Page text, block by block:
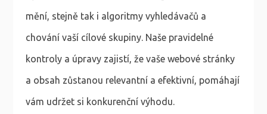
mění, stejně tak i algoritmy vyhledávačů a
chování vaší cílové skupiny. Naše pravidelné
kontroly a úpravy zajistí, že vaše webové stránky
a obsah zůstanou relevantní a efektivní, pomáhají
vám udržet si konkurenční výhodu.